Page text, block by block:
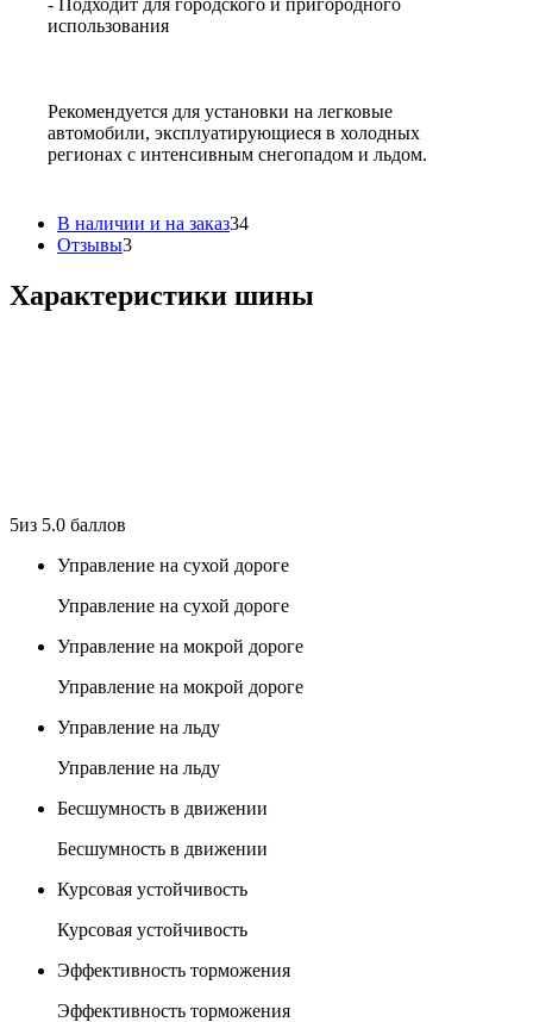
использования
Рекомендуется для установки на легковые
автомобили, эксплуатирующиеся в холодных
регионах с интенсивным снегопадом и льдом.
В наличии и на заказ34
Отзывы3
Характеристики шины
5из 5.0 баллов
Управление на сухой дороге
Управление на сухой дороге
Управление на мокрой дороге
Управление на мокрой дороге
Управление на льду
Управление на льду
Бесшумность в движении
Бесшумность в движении
Курсовая устойчивость
Курсовая устойчивость
Эффективность торможения
Эффективность торможения